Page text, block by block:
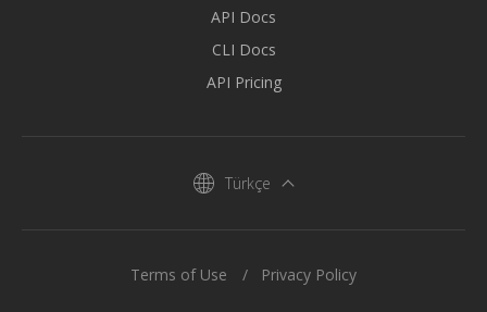
API Docs
CLI Docs
API Pricing
Türkçe
Terms of Use Privacy Policy